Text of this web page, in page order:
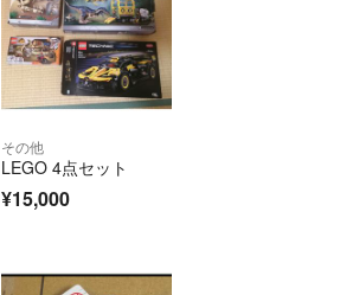
その他
LEGO 4点セット
¥15,000